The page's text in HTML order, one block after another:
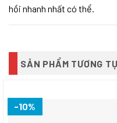
hồi nhanh nhất có thể.
SẢN PHẨM TƯƠNG
-10%